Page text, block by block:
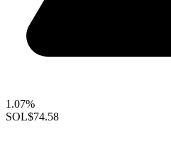
1.07%
SOL$74.58